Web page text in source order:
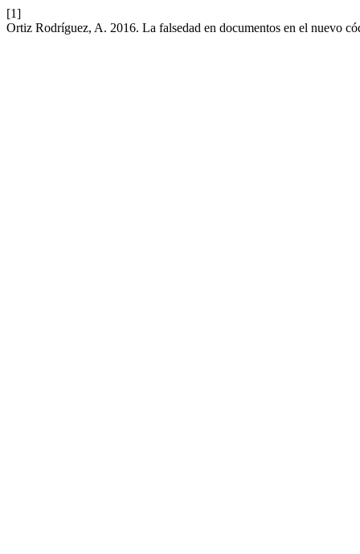
[1]
Ortiz Rodríguez, A. 2016. La falsedad en documentos en el nuevo